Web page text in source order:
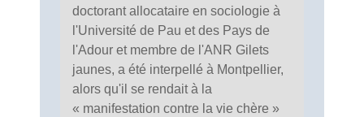
doctorant allocataire en sociologie à
l'Université de Pau et des Pays de
l'Adour et membre de l'ANR Gilets
jaunes, a été interpellé à Montpellier,
alors qu'il se rendait à la
« manifestation contre la vie chère »